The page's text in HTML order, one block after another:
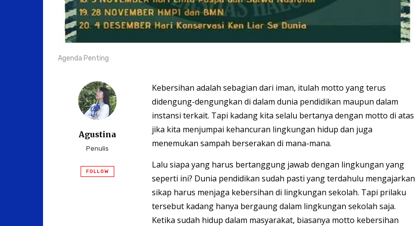
Agenda Penting
Agustina
Penulis
FOLLOW
Kebersihan adalah sebagian dari iman, itulah motto yang terus
didengung-dengungkan di dalam dunia pendidikan maupun dalam
instansi terkait. Tapi kadang kita selalu bertanya dengan motto di atas
jika kita menjumpai kehancuran lingkungan hidup dan juga
menemukan sampah berserakan di mana-mana.
Lalu siapa yang harus bertanggung jawab dengan lingkungan yang
seperti ini? Dunia pendidikan sudah pasti yang terdahulu mengajarkan
sikap harus menjaga kebersihan di lingkungan sekolah. Tapi prilaku
tersebut kadang hanya bergaung dalam lingkungan sekolah saja.
Ketika sudah hidup dalam masyarakat, biasanya motto kebersihan